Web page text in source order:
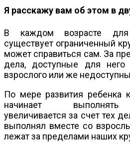
Я расскажу вам об этом в
В каждом возрасте для
существует ограниченный
может справиться сам. За
дела, доступные для него
взрослого или же
По мере развития ребенка
начинает выполнять
увеличивается за счет тех
выполнял вместе со
лежат за пределами наших